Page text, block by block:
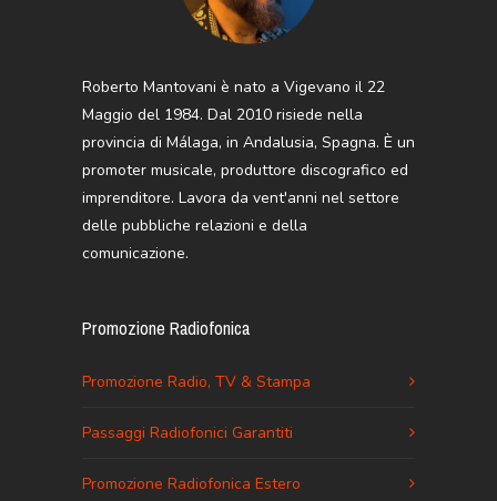
Roberto Mantovani è nato a Vigevano il 22
Maggio del 1984. Dal 2010 risiede nella
provincia di Málaga, in Andalusia, Spagna. È un
promoter musicale, produttore discografico ed
imprenditore. Lavora da vent'anni nel settore
delle pubbliche relazioni e della
comunicazione.
Promozione Radiofonica
Promozione Radio, TV & Stampa
Passaggi Radiofonici Garantiti
Promozione Radiofonica Estero